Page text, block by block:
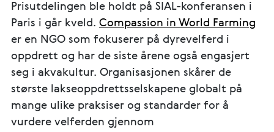
Prisutdelingen ble holdt på SIAL-konferansen i
Paris i går kveld. Compassion in World Farming
er en NGO som fokuserer på dyrevelferd i
oppdrett og har de siste årene også engasjert
seg i akvakultur. Organisasjonen skårer de
største lakseoppdrettsselskapene globalt på
mange ulike praksiser og standarder for å
vurdere velferden gjennom